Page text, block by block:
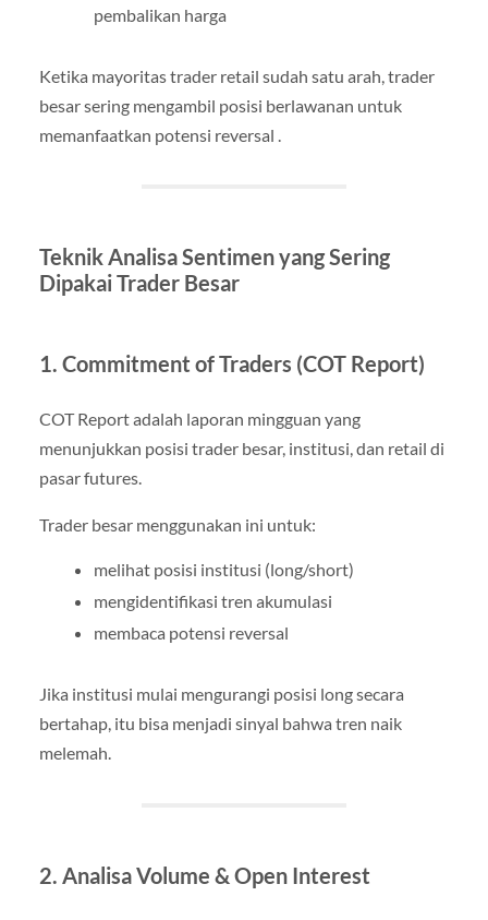
pembalikan harga
Ketika mayoritas trader retail sudah satu arah, trader
besar sering mengambil posisi berlawanan untuk
memanfaatkan potensi reversal .
Teknik Analisa Sentimen yang Sering
Dipakai Trader Besar
1. Commitment of Traders (COT Report)
COT Report adalah laporan mingguan yang
menunjukkan posisi trader besar, institusi, dan retail di
pasar futures.
Trader besar menggunakan ini untuk:
melihat posisi institusi (long/short)
mengidentifikasi tren akumulasi
membaca potensi reversal
Jika institusi mulai mengurangi posisi long secara
bertahap, itu bisa menjadi sinyal bahwa tren naik
melemah.
2. Analisa Volume & Open Interest